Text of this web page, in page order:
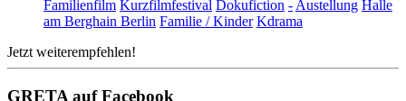
Familienfilm Kurzfilmfestival Dokufiction - Austellung Halle
am Berghain Berlin Familie / Kinder Kdrama
Jetzt weiterempfehlen!
GRETA auf Facebook